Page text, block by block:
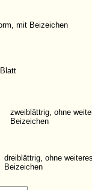
mit Beizeichen
zweiblättrig, ohne
Beizeichen
dreiblättrig, ohne
Beizeichen